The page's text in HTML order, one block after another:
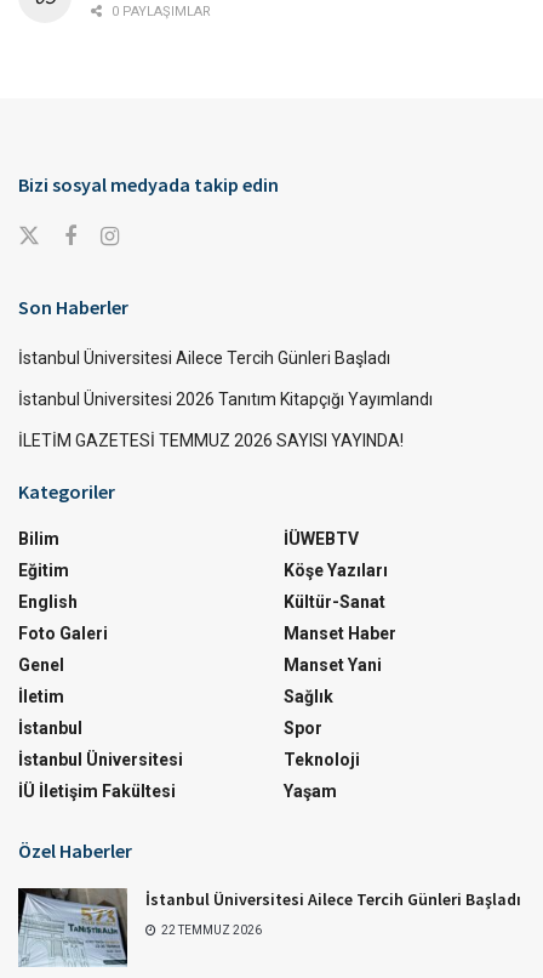
0 PAYLAŞIMLAR
Bizi sosyal medyada takip edin
Son Haberler
İstanbul Üniversitesi Ailece Tercih Günleri Başladı
İstanbul Üniversitesi 2026 Tanıtım Kitapçığı Yayımlandı
İLETİM GAZETESİ TEMMUZ 2026 SAYISI YAYINDA!
Kategoriler
Bilim
Eğitim
English
Foto Galeri
Genel
İletim
İstanbul
İstanbul Üniversitesi
İÜ İletişim Fakültesi
İÜWEBTV
Köşe Yazıları
Kültür-Sanat
Manset Haber
Manset Yani
Sağlık
Spor
Teknoloji
Yaşam
Özel Haberler
İstanbul Üniversitesi Ailece Tercih Günleri Başladı
22 TEMMUZ 2026